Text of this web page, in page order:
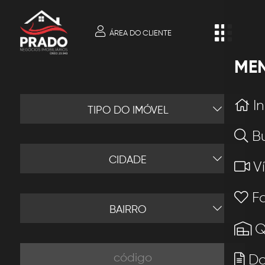
ÁREA DO CLIENTE
TIPO DO IMÓVEL
CIDADE
BAIRRO